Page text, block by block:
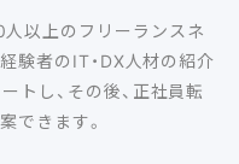
以上のフリーランスネ
験者のIT・DX人材の紹介
トし、その後、正社員転
できます。